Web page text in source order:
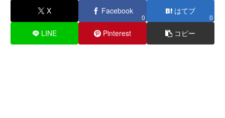
X Facebook
0
はてブ
0
LINE Pinterest コピー